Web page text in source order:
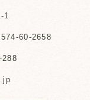
1
60-2658
288